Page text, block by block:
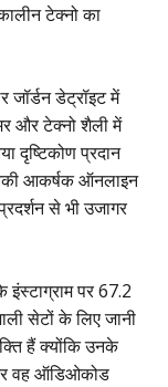
टेक्नो का
जॉर्डन डेट्रॉइट में
और टेक्नो शैली में
दृष्टिकोण प्रदान
आकर्षक ऑनलाइन
से भी उजागर
इंस्टाग्राम पर 67.2
सेटों के लिए जानी
हैं क्योंकि उनके
वह ऑडिओकोड